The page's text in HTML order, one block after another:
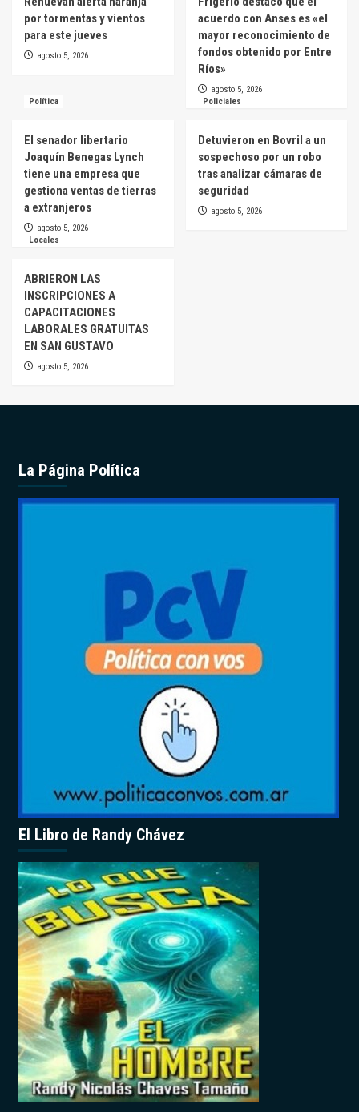
por tormentas y vientos
para este jueves
agosto 5, 2026
acuerdo con Anses es «el
mayor reconocimiento de
fondos obtenido por Entre
Ríos»
agosto 5, 2026
Política
El senador libertario
Joaquín Benegas Lynch
tiene una empresa que
gestiona ventas de tierras
a extranjeros
agosto 5, 2026
Policiales
Detuvieron en Bovril a un
sospechoso por un robo
tras analizar cámaras de
seguridad
agosto 5, 2026
Locales
ABRIERON LAS
INSCRIPCIONES A
CAPACITACIONES
LABORALES GRATUITAS
EN SAN GUSTAVO
agosto 5, 2026
La Página Política
El Libro de Randy Chávez